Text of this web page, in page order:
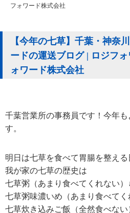
フォワード株式会社
【今年の七草】千葉・神奈
ードの運送ブログ | ロジフ
ォワード株式会社
千葉営業所の事務員です！今年
す。
明日は七草を食べて胃腸を整える
我が家の七草の歴史は
七草粥（あまり食べてくれない）
七草粥味濃いめ（あまり食べてく
七草炊き込みご飯（全然食べない